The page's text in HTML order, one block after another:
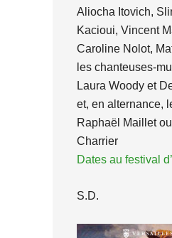
Aliocha Itovich,
Kacioui, Vincent
Caroline Nolot,
les chanteuses-
Laura Woody et
et, en alternance,
Raphaël Maillet
Charrier
Dates au festival
S.D.